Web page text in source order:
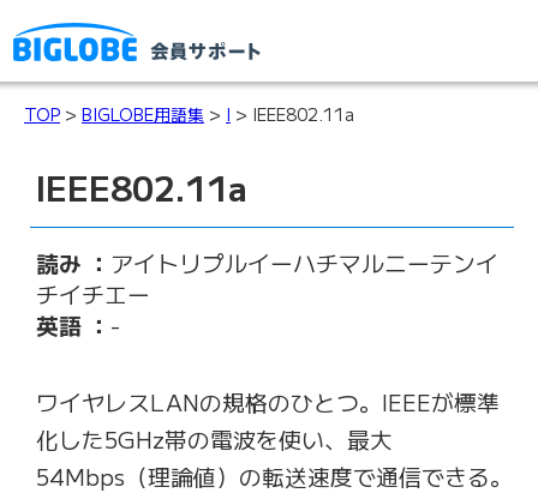
TOP > BIGLOBE用語集 > I > IEEE802.11a
IEEE802.11a
読み ： アイトリプルイーハチマルニーテンイ
チイチエー
英語 ： -
ワイヤレスLANの規格のひとつ。IEEEが標準
化した5GHz帯の電波を使い、最大
54Mbps（理論値）の転送速度で通信できる。